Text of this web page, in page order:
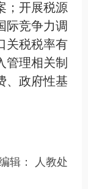
；开展税源
际竞争力调
关税税率有
管理相关制
、政府性基
辑： 人教处